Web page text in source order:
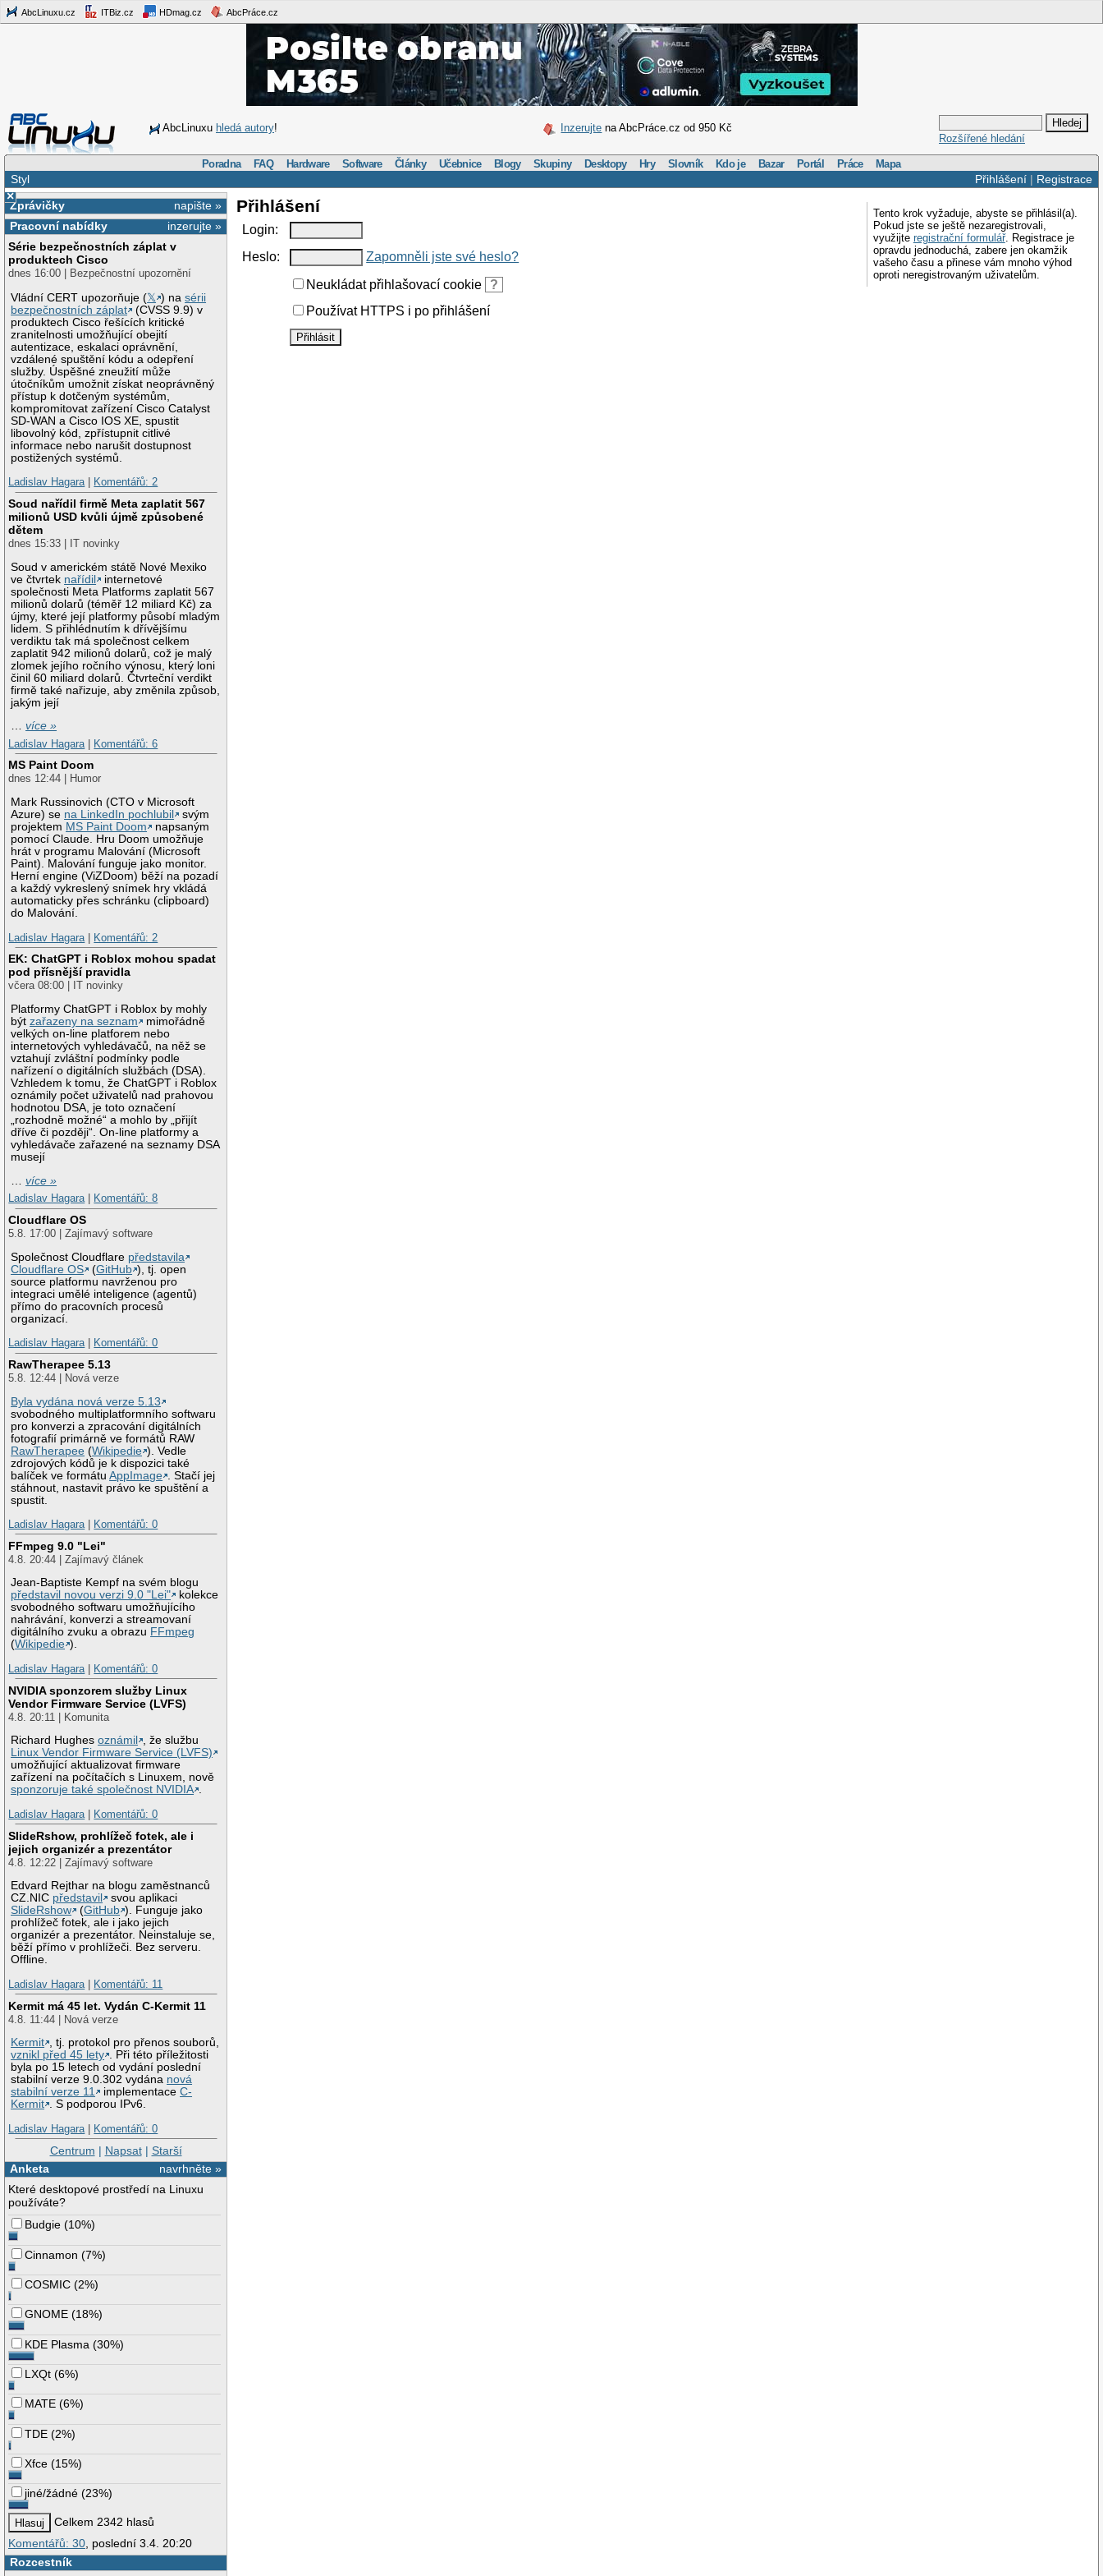
AbcLinuxu.cz ITBiz.cz HDmag.cz AbcPráce.cz
AbcLinuxu hledá autory! Inzerujte na AbcPráce.cz od 950 Kč
Rozšířené hledání
Poradna FAQ Hardware Software Články Učebnice Blogy Skupiny Desktopy Hry Slovník Kdo je Bazar Portál Práce Mapa
Přihlášení| Registrace
Styl
×
napište »
Zprávičky
inzerujte »
Pracovní nabídky
Série bezpečnostních záplat v
produktech Cisco
dnes 16:00 | Bezpečnostní upozornění
Vládní CERT upozorňuje (𝕏 ) nasérii
bezpečnostních záplat
(CVSS 9.9) v
produktech Cisco řešících kritické
zranitelnosti umožňující obejití
autentizace, eskalaci oprávnění,
vzdálené spuštění kódu a odepření
služby. Úspěšné zneužití může
útočníkům umožnit získat neoprávněný
přístup k dotčeným systémům,
kompromitovat zařízení Cisco Catalyst
SD-WAN a Cisco IOS XE, spustit
libovolný kód, zpřístupnit citlivé
informace nebo narušit dostupnost
postižených systémů.
Ladislav Hagara| Komentářů: 2
Soud nařídil firmě Meta zaplatit 567
milionů USD kvůli újmě způsobené
dětem
dnes 15:33 | IT novinky
Soud v americkém státě Nové Mexiko
ve čtvrtek nařídil
internetové
společnosti Meta Platforms zaplatit 567
milionů dolarů (téměř 12 miliard Kč) za
újmy, které její platformy působí mladým
lidem. S přihlédnutím k dřívějšímu
verdiktu tak má společnost celkem
zaplatit 942 milionů dolarů, což je malý
zlomek jejího ročního výnosu, který loni
činil 60 miliard dolarů. Čtvrteční verdikt
firmě také nařizuje, aby změnila způsob,
jakým její
…více »
Ladislav Hagara
Komentářů: 6
MS Paint Doom
dnes 12:44 | Humor
Mark Russinovich (CTO v Microsoft
Azure) se na LinkedIn pochlubil
svým
projektem MS Paint Doom
napsaným
pomocí Claude. Hru Doom umožňuje
hrát v programu Malování (Microsoft
Paint). Malování funguje jako monitor.
Herní engine (ViZDoom) běží na pozadí
a každý vykreslený snímek hry vkládá
automaticky přes schránku (clipboard)
do Malování.
Ladislav Hagara
Komentářů: 2
EK: ChatGPT i Roblox mohou spadat
pod přísnější pravidla
včera 08:00 | IT novinky
Platformy ChatGPT i Roblox by mohly
býtzařazeny na seznam
mimořádně
velkých on-line platforem nebo
internetových vyhledávačů, na něž se
vztahují zvláštní podmínky podle
nařízení o digitálních službách (DSA).
Vzhledem k tomu, že ChatGPT i Roblox
oznámily počet uživatelů nad prahovou
hodnotou DSA, je toto označení
„rozhodně možné“ a mohlo by „přijít
dříve či později“. On-line platformy a
vyhledávače zařazené na seznamy DSA
musejí
…více »
Ladislav Hagara| Komentářů: 8
Cloudflare OS
5.8. 17:00 | Zajímavý software
Společnost Cloudflare představila
Cloudflare OS
(GitHub ), tj. open
source platformu navrženou pro
integraci umělé inteligence (agentů)
přímo do pracovních procesů
organizací.
Ladislav Hagara| Komentářů: 0
RawTherapee 5.13
5.8. 12:44 | Nová verze
Byla vydána nová verze 5.13
svobodného multiplatformního softwaru
pro konverzi a zpracování digitálních
fotografií primárně ve formátů RAW
RawTherapee (Wikipedie ). Vedle
zdrojových kódů je k dispozici také
balíček ve formátuAppImage
. Stačí jej
stáhnout, nastavit právo ke spuštění a
spustit.
Ladislav Hagara| Komentářů: 0
FFmpeg 9.0 "Lei"
4.8. 20:44 | Zajímavý článek
Jean-Baptiste Kempf na svém blogu
představil novou verzi 9.0 "Lei"
kolekce
svobodného softwaru umožňujícího
nahrávání, konverzi a streamovaní
digitálního zvuku a obrazu FFmpeg
(Wikipedie ).
Ladislav Hagara| Komentářů: 0
NVIDIA sponzorem služby Linux
Vendor Firmware Service (LVFS)
4.8. 20:11 | Komunita
Richard Hughesoznámil
, že službu
Linux Vendor Firmware Service (LVFS)
umožňující aktualizovat firmware
zařízení na počítačích s Linuxem, nově
sponzoruje také společnost NVIDIA .
Ladislav Hagara| Komentářů: 0
SlideRshow, prohlížeč fotek, ale i
jejich organizér a prezentátor
4.8. 12:22 | Zajímavý software
Edvard Rejthar na blogu zaměstnanců
CZ.NIC představil
svou aplikaci
SlideRshow
(GitHub ). Funguje jako
prohlížeč fotek, ale i jako jejich
organizér a prezentátor. Neinstaluje se,
běží přímo v prohlížeči. Bez serveru.
Offline.
Ladislav Hagara| Komentářů: 11
Kermit má 45 let. Vydán C-Kermit 11
4.8. 11:44 | Nová verze
Kermit , tj. protokol pro přenos souborů,
vznikl před 45 lety . Při této příležitosti
byla po 15 letech od vydání poslední
stabilní verze 9.0.302 vydána nová
stabilní verze 11
implementaceC-
Kermit . S podporou IPv6.
Ladislav Hagara| Komentářů: 0
Centrum | Napsat| Starší
navrhněte »
Anketa
Které desktopové prostředí na Linuxu
používáte?
Budgie (10%)
Cinnamon (7%)
COSMIC (2%)
GNOME (18%)
KDE Plasma (30%)
LXQt (6%)
MATE (6%)
TDE (2%)
Xfce (15%)
jiné/žádné (23%)
Celkem 2342 hlasů
Komentářů: 30 , poslední 3.4. 20:20
Rozcestník
Tento krok vyžaduje, abyste se přihlásil(a).
Pokud jste se ještě nezaregistrovali,
využijte registrační formulář. Registrace je
opravdu jednoduchá, zabere jen okamžik
vašeho času a přinese vám mnoho výhod
oproti neregistrovaným uživatelům.
Přihlášení
Login:
Heslo:
Zapomněli jste své heslo?
Neukládat přihlašovací cookie
?
Používat HTTPS i po přihlášení